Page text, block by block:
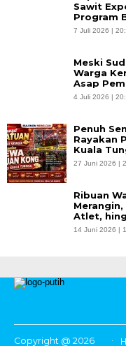
Sawit
Program
7 Juli 2026 |
Meski
Warga
Asap
4 Juli 2026 |
Penuh
Rayakan
Kuala
27 Juni 2026 |
Ribuan
Atlet,
14 Juni 2026 |
Copyright @ 2026